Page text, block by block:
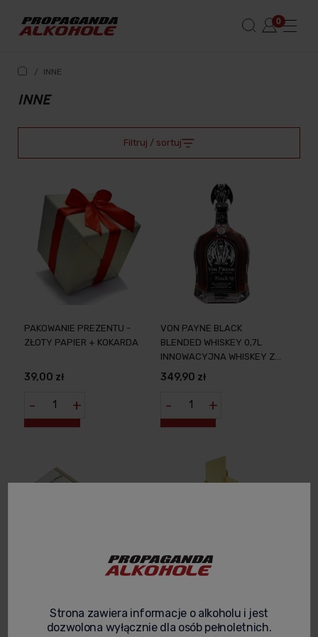
/ INNE
INNE
Filtruj / sortuj
PAKOWANIE PREZENTU -
ZŁOTY PAPIER + KOKARDA
39,00 zł
- +
VON PAYNE BLACK
BLENDED WHISKEY 0,7L
INNOWACYJNA WHISKEY Z
USA INFUZOWANA CZARNĄ
349,90 zł
- +
BATON Z MLECZNEJ
CZEKOLADY Z KARMELOWO
POJEDYNCZA NATURALNA
ZASUWANA
Strona zawiera informacje o alkoholu i jest
dozwolona wyłącznie dla osób pełnoletnich.